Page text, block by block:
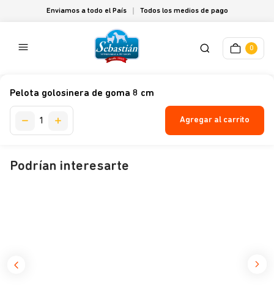
Enviamos a todo el País Todos los medios de pago
0
Pelota golosinera de goma 8 cm
Agregar al carrito
Podrían interesarte